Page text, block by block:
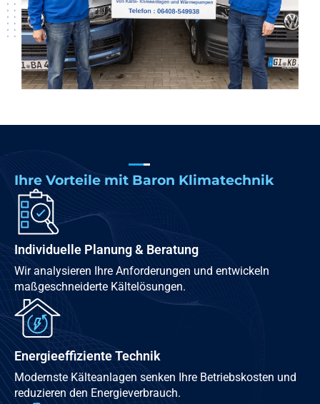
Ihre Vorteile mit Baron Klimatechnik
Individuelle Planung & Beratung
Wir analysieren Ihre Anforderungen und entwickeln
maßgeschneiderte Kältelösungen.
Energieeffiziente Technik
Modernste Kälteanlagen senken Ihre Betriebskosten und
reduzieren den Energieverbrauch.